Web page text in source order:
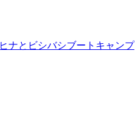
ヒナとビシバシブートキャンプ